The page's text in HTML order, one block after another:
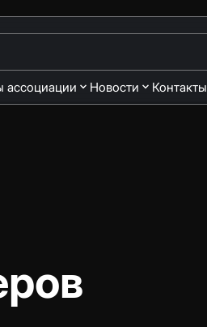
ассоциации Новости Контакты